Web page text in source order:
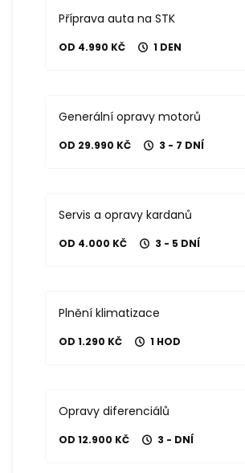
Příprava auta na STK
OD 4.990 KČ 1 DEN
Generální opravy motorů
OD 29.990 KČ 3 - 7 DNÍ
Servis a opravy kardanů
OD 4.000 KČ 3 - 5 DNÍ
Plnění klimatizace
OD 1.290 KČ 1 HOD
Opravy diferenciálů
OD 12.900 KČ 3 - DNÍ